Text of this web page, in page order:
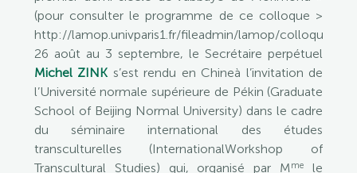
(pour consulter le programme de ce colloque >
http://lamop.univparis1.fr/fileadmin/lamop/
26 août au 3 septembre, le Secrétaire perpétuel
Michel ZINK s’est rendu en Chineà l’invitation de
l’Université normale supérieure de Pékin (Graduate
School of Beijing Normal University) dans le cadre
du séminaire international des études
transculturelles (InternationalWorkshop of
Transcultural Studies) qui, organisé par Mme
le